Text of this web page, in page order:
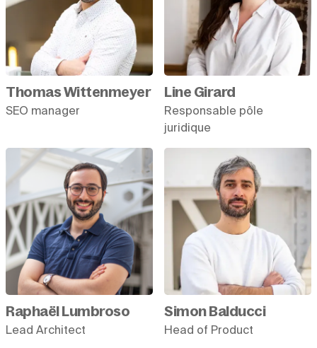
Thomas Wittenmeyer
SEO manager
Line Girard
Responsable pôle
juridique
Raphaël Lumbroso
Lead Architect
Simon Balducci
Head of Product